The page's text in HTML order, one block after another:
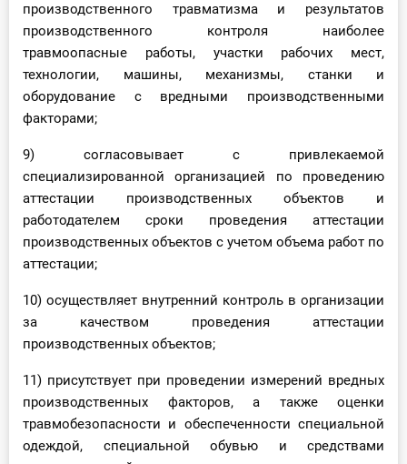
производственного травматизма и результатов
производственного контроля наиболее
травмоопасные работы, участки рабочих мест,
технологии, машины, механизмы, станки и
оборудование с вредными производственными
факторами;
9) согласовывает с привлекаемой
специализированной организацией по проведению
аттестации производственных объектов и
работодателем сроки проведения аттестации
производственных объектов с учетом объема работ по
аттестации;
10) осуществляет внутренний контроль в организации
за качеством проведения аттестации
производственных объектов;
11) присутствует при проведении измерений вредных
производственных факторов, а также оценки
травмобезопасности и обеспеченности специальной
одеждой, специальной обувью и средствами